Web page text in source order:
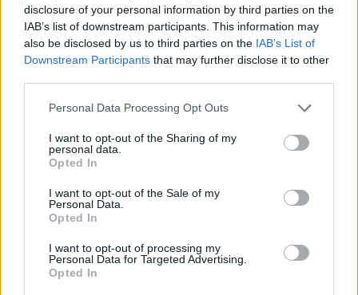
disclosure of your personal information by third parties on the
IAB’s list of downstream participants. This information may
also be disclosed by us to third parties on the IAB’s List of
Downstream Participants that may further disclose it to other
Please note that this website/app uses one or more Google
not limited to your visit or usage behaviour. You may click to
grant or deny consent to Google and its third-party tags to
use your data for below specified purposes in below Google
consent section.
Personal Data Processing Opt Outs
I want to opt-out of the Sharing of my
personal data.
Opted In
I want to opt-out of the Sale of my
Personal Data.
Opted In
I want to opt-out of processing my
Personal Data for Targeted Advertising.
Opted In
Scopri Vulcano, l’isola delle Eolie con spiagge nere e
paesaggi vulcanici
OFFERTE&CONSIGLI